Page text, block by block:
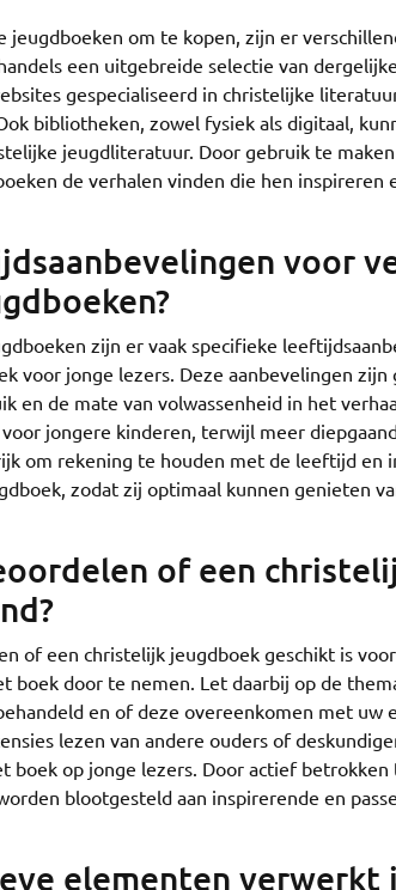
om te kopen, zijn er
een uitgebreide selectie van
gespecialiseerd in christelijke
bibliotheken, zowel fysiek als digitaal,
jeugdliteratuur. Door gebruik te
de verhalen vinden die hen inspireren
voor
zijn er vaak specifieke
voor jonge lezers. Deze aanbevelingen zijn
en de mate van volwassenheid in het
jongere kinderen, terwijl meer
om rekening te houden met de leeftijd en
zodat zij optimaal kunnen genieten
of een
of een christelijk jeugdboek geschikt is
door te nemen. Let daarbij op de
en of deze overeenkomen met uw
lezen van andere ouders of
boek op jonge lezers. Door actief
blootgesteld aan inspirerende en
elementen verwerkt